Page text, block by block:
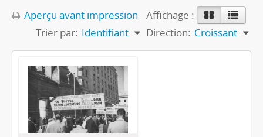
Aperçu avant impression
Affichage :
Trier par: Identifiant Direction: Croissant